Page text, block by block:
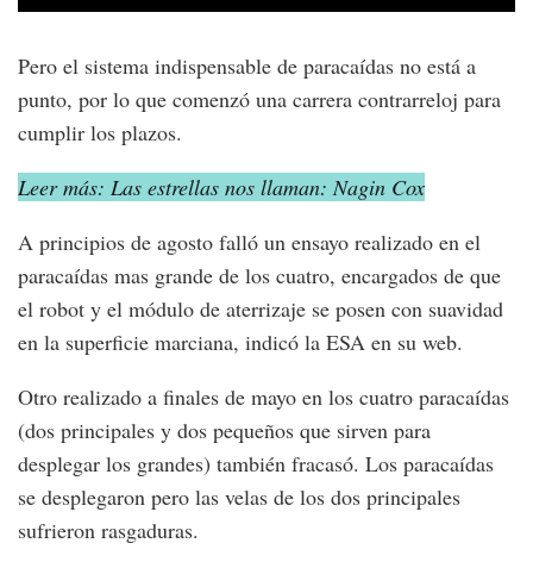
Pero el sistema indispensable de paracaídas no está a
punto, por lo que comenzó una carrera contrarreloj para
cumplir los plazos.
Leer más: Las estrellas nos llaman: Nagin Cox
A principios de agosto falló un ensayo realizado en el
paracaídas mas grande de los cuatro, encargados de que
el robot y el módulo de aterrizaje se posen con suavidad
en la superficie marciana, indicó la ESA en su web.
Otro realizado a finales de mayo en los cuatro paracaídas
(dos principales y dos pequeños que sirven para
desplegar los grandes) también fracasó. Los paracaídas
se desplegaron pero las velas de los dos principales
sufrieron rasgaduras.